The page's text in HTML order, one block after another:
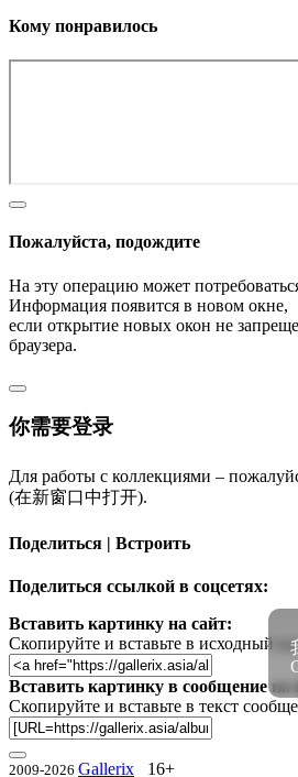
Кому понравилось
Пожалуйста, подождите
На эту операцию может
Информация появится в новом окне,
если открытие новых окон не
браузера.
你需要登录
Для работы с коллекциями –
(在新窗口中打开).
Поделиться | Встроить
Поделиться ссылкой в соцсетях:
Вставить картинку на сайт:
Скопируйте и вставьте в исходный
Вставить картинку в сообщение на
Скопируйте и вставьте в текст
2009-2026 Gallerix 16+